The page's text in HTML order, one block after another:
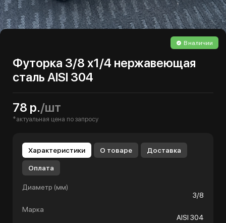
В наличии
Футорка 3/8 х1/4 нержавеющая
сталь AISI 304
78 р./шт
*актуальная цена по запросу
Характеристики О товаре Доставка
Оплата
Диаметр (мм)
3/8
Марка
AISI 304